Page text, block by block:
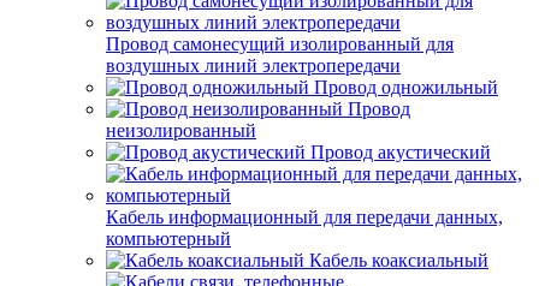
Провод самонесущий изолированный для
воздушных линий электропередачи
Провод одножильный
Провод
неизолированный
Провод акустический
Кабель информационный для передачи данных,
компьютерный
Кабель коаксиальный